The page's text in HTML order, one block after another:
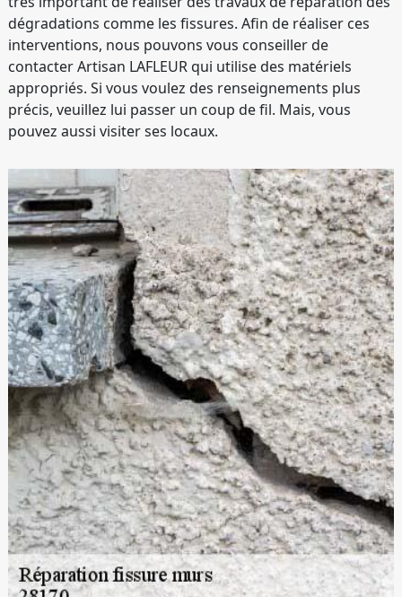
dégradations comme les fissures. Afin de réaliser ces
interventions, nous pouvons vous conseiller de
contacter Artisan LAFLEUR qui utilise des matériels
appropriés. Si vous voulez des renseignements plus
précis, veuillez lui passer un coup de fil. Mais, vous
pouvez aussi visiter ses locaux.